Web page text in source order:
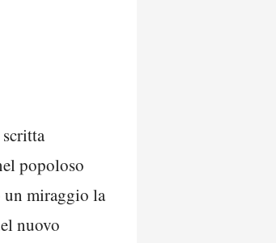
popoloso
un miraggio la
nuovo